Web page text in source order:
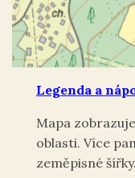
Legenda a
Mapa
oblasti. Více
zeměpisné šířky.